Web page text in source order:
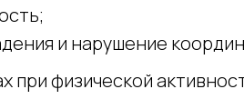
и нарушение
при физической